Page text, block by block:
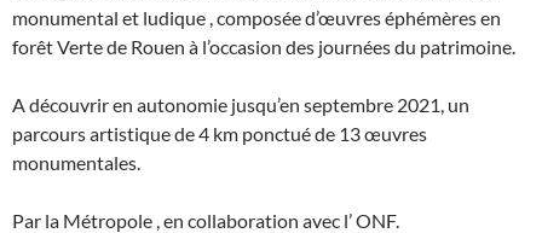
monumental et ludique , composée d’œuvres éphémères en
forêt Verte de Rouen à l’occasion des journées du patrimoine.
A découvrir en autonomie jusqu’en septembre 2021, un
parcours artistique de 4 km ponctué de 13 œuvres
monumentales.
Par la Métropole , en collaboration avec l’ ONF.